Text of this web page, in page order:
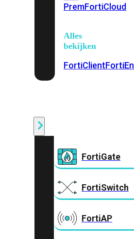
PremFortiCloud
Alles
bekijken
FortiClient
FortiGate
FortiSwitch
FortiAP